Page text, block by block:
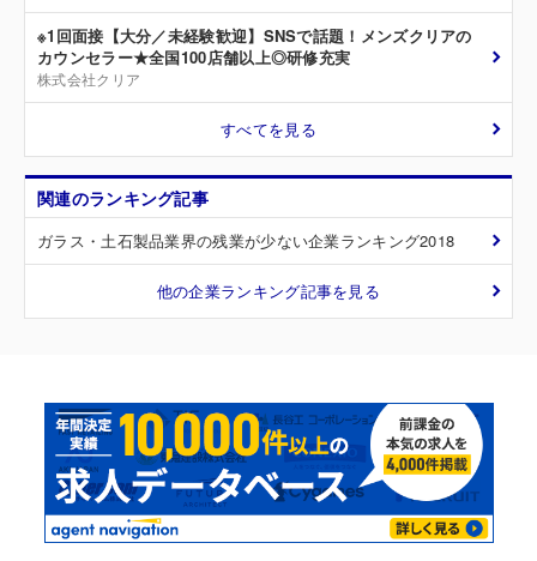
※1回面接【大分／未経験歓迎】SNSで話題！メンズクリアの
カウンセラー★全国100店舗以上◎研修充実
株式会社クリア
すべてを見る
関連のランキング記事
ガラス・土石製品業界の残業が少ない企業ランキング2018
他の企業ランキング記事を見る